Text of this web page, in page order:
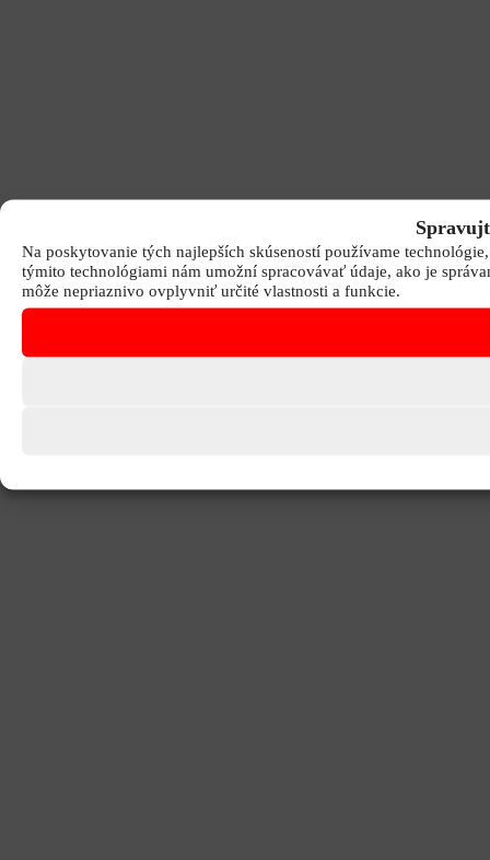
Na poskytovanie tých najlepších skúseností používame
týmito technológiami nám umožní spracovávať údaje, ako je
môže nepriaznivo ovplyvniť určité vlastnosti a funkcie.